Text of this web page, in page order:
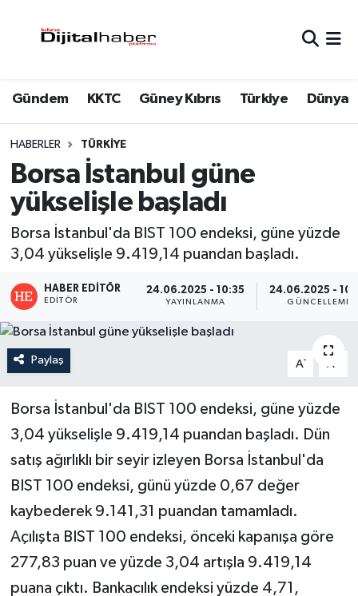
Gündem KKTC Güney Kıbrıs Türkiye Dünya
HABERLER TÜRKIYE
Borsa İstanbul güne
yükselişle başladı
Borsa İstanbul'da BIST 100 endeksi, güne yüzde
3,04 yükselişle 9.419,14 puandan başladı.
HABER EDITÖR
EDITÖR
24.06.2025 - 10:35
YAYINLANMA
24.06.2025 -
GÜNCELLEME
Paylaş A- A
Borsa İstanbul'da BIST 100 endeksi, güne yüzde
3,04 yükselişle 9.419,14 puandan başladı. Dün
satış ağırlıklı bir seyir izleyen Borsa İstanbul'da
BIST 100 endeksi, günü yüzde 0,67 değer
kaybederek 9.141,31 puandan tamamladı.
Açılışta BIST 100 endeksi, önceki kapanışa göre
277,83 puan ve yüzde 3,04 artışla 9.419,14
puana çıktı. Bankacılık endeksi yüzde 4,71,
Trafik Durumu
Süper Lig Puan Durumu ve Fikstür
Tüm Manşetler
Son Dakika Haberleri
Haber Arşivi